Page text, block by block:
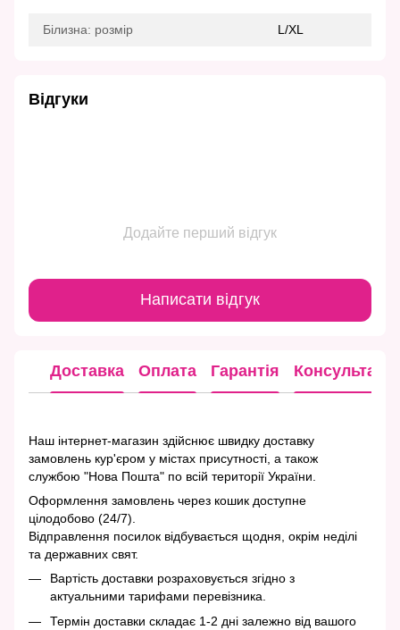
Білизна: розмір L/XL
Відгуки
Додайте перший відгук
Написати відгук
Доставка Оплата Гарантія Консультація
Наш інтернет-магазин здійснює швидку доставку
замовлень кур'єром у містах присутності, а також
службою "Нова Пошта" по всій території України.
Оформлення замовлень через кошик доступне
цілодобово (24/7).
Відправлення посилок відбувається щодня, окрім неділі
та державних свят.
Вартість доставки розраховується згідно з
актуальними тарифами перевізника.
Термін доставки складає 1-2 дні залежно від вашого